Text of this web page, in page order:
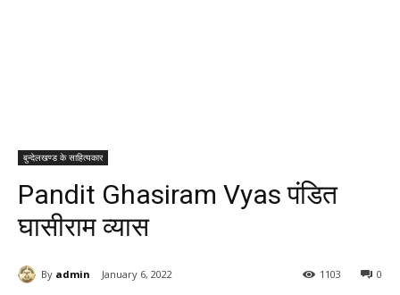
बुन्देलखण्ड के साहित्यकार
Pandit Ghasiram Vyas पंडित
घासीराम व्यास
By admin January 6, 2022 0
1103